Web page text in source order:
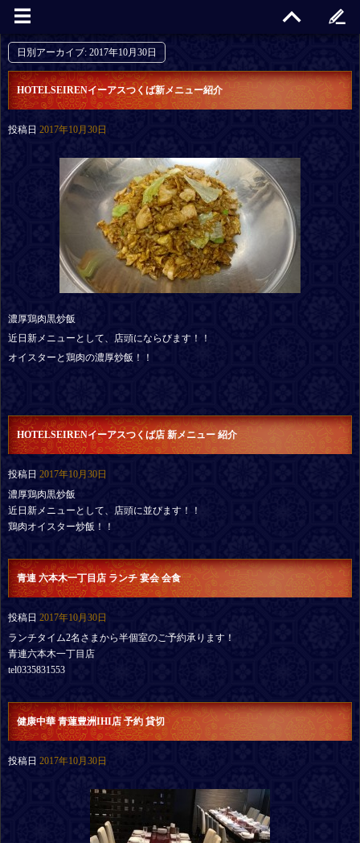
日別アーカイブ: 2017年10月30日
HOTELSEIRENイーアスつくば新メニュー紹介
投稿日 2017年10月30日
濃厚鶏肉黒炒飯
近日新メニューとして、店頭にならびます！！
オイスターと鶏肉の濃厚炒飯！！
HOTELSEIRENイーアスつくば店 新メニュー 紹介
投稿日 2017年10月30日
濃厚鶏肉黒炒飯
近日新メニューとして、店頭に並びます！！
鶏肉オイスター炒飯！！
青連 六本木一丁目店 ランチ 宴会 会食
投稿日 2017年10月30日
ランチタイム2名さまから半個室のご予約承ります！
青連六本木一丁目店
tel0335831553
健康中華 青蓮豊洲IHI店 予約 貸切
投稿日 2017年10月30日